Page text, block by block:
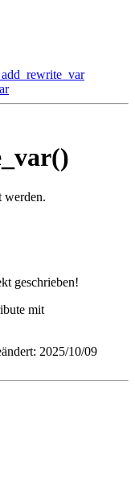
werden.
geschrieben!
mit
2025/10/09